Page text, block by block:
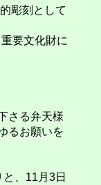
彫刻として
要文化財に
さる弁天様
るお願いを
、11月3日